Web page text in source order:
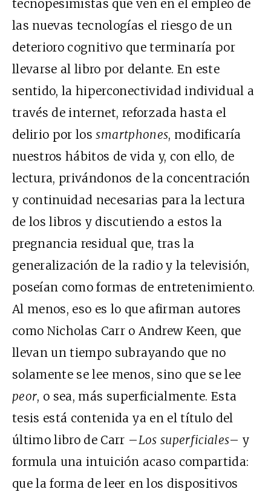
tecnopesimistas que ven en el empleo de
las nuevas tecnologías el riesgo de un
deterioro cognitivo que terminaría por
llevarse al libro por delante. En este
sentido, la hiperconectividad individual a
través de internet, reforzada hasta el
delirio por lossmartphones, modificaría
nuestros hábitos de vida y, con ello, de
lectura, privándonos de la concentración
y continuidad necesarias para la lectura
de los libros y discutiendo a estos la
pregnancia residual que, tras la
generalización de la radio y la televisión,
poseían como formas de entretenimiento.
Al menos, eso es lo que afirman autores
como Nicholas Carr o Andrew Keen, que
llevan un tiempo subrayando que no
solamente se lee menos, sino que se lee
peor, o sea, más superficialmente. Esta
tesis está contenida ya en el título del
último libro de Carr –Los superficiales– y
formula una intuición acaso compartida:
que la forma de leer en los dispositivos